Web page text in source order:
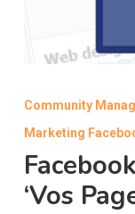
un
module
‘Vos
Pages’
aux
Community
Marketing
‘Vos